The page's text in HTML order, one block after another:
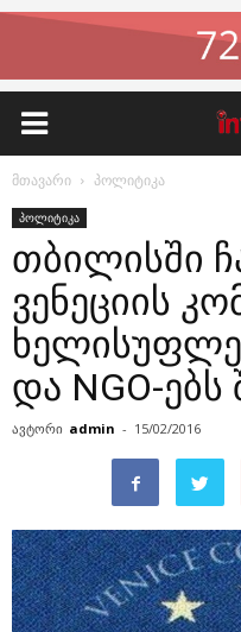
მთავარი პოლიტიკა
პოლიტიკა
თბილისში
ვენეციის
და NGO-ებს
ავტორი admin - 15/02/2016